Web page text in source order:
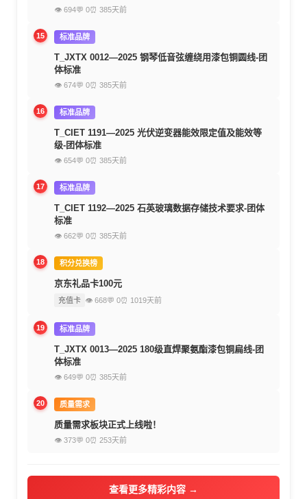
👁 694💬 0⏰ 385天前
15 标准品牌
T_JXTX 0012—2025 钢琴低音弦缠绕用漆包铜圆线-团
体标准
👁 674💬 0⏰ 385天前
16 标准品牌
T_CIET 1191—2025 光伏逆变器能效限定值及能效等
级-团体标准
👁 654💬 0⏰ 385天前
17 标准品牌
T_CIET 1192—2025 石英玻璃数据存储技术要求-团体
标准
👁 662💬 0⏰ 385天前
18 积分兑换榜
京东礼品卡100元
充值卡 👁 668💬 0⏰ 1019天前
19 标准品牌
T_JXTX 0013—2025 180级直焊聚氨酯漆包铜扁线-团
体标准
👁 649💬 0⏰ 385天前
20 质量需求
质量需求板块正式上线啦！
👁 373💬 0⏰ 253天前
查看更多精彩内容 →